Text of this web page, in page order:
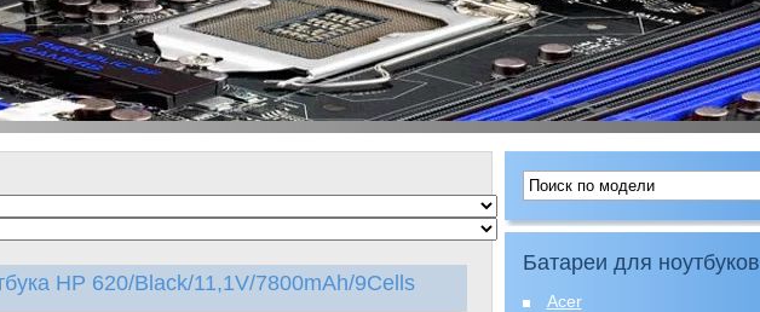
Батареи для ноутбуков
Acer
HP 620/Black/11,1V/7800mAh/9Cells